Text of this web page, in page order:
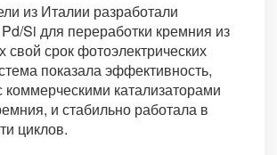
из Италии разработали
Pd/Si для переработки кремния из
свой срок фотоэлектрических
показала эффективность,
катализаторами
и стабильно работала в
циклов.